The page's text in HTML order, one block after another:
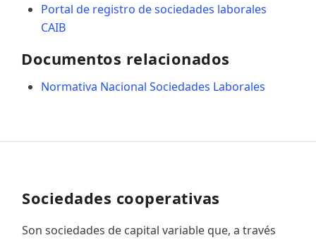
Portal de registro de sociedades laborales
CAIB
Documentos relacionados
Normativa Nacional Sociedades Laborales
Sociedades cooperativas
Son sociedades de capital variable que, a través